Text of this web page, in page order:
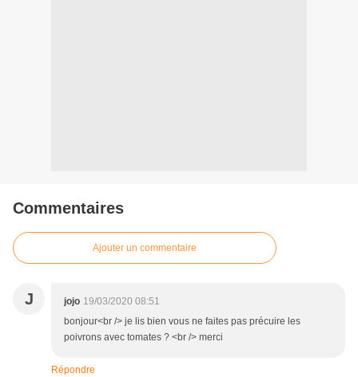
Commentaires
Ajouter un commentaire
J jojo 19/03/2020 08:51
bonjour<br /> je lis bien vous ne faites pas précuire les
poivrons avec tomates ? <br /> merci
Répondre